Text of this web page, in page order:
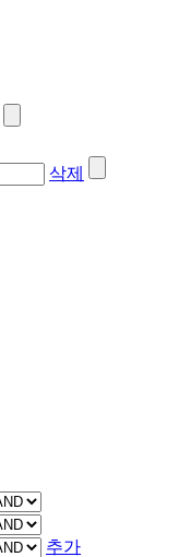
삭제
추가